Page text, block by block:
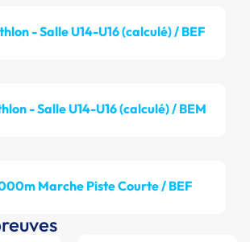
- Salle U14-U16 (calculé) / BEF
- Salle U14-U16 (calculé) / BEM
Marche Piste Courte / BEF